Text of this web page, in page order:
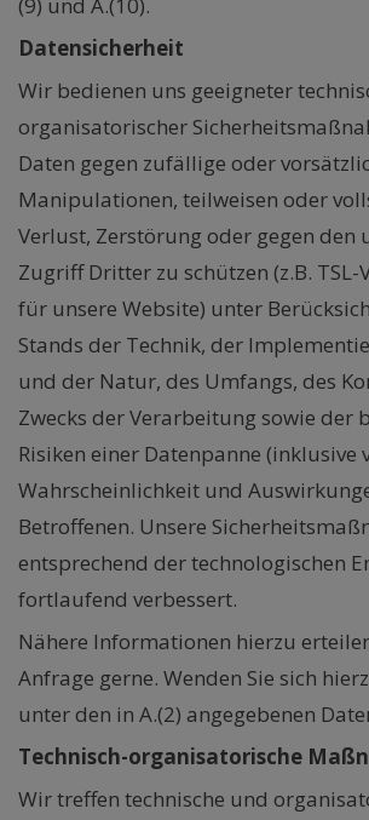
(9) und A.(10).
Datensicherheit
Wir bedienen uns geeigneter
organisatorischer
Daten gegen zufällige oder
Manipulationen, teilweisen oder
Verlust, Zerstörung oder gegen den
Zugriff Dritter zu schützen (z.B. TSL-
für unsere Website) unter
Stands der Technik, der
und der Natur, des Umfangs, des
Zwecks der Verarbeitung sowie der
Risiken einer Datenpanne (inklusive
Wahrscheinlichkeit und
Betroffenen. Unsere
entsprechend der technologischen
fortlaufend verbessert.
Nähere Informationen hierzu
Anfrage gerne. Wenden Sie sich
unter den in A.(2) angegebenen
Technisch-organisatorische
Wir treffen technische und